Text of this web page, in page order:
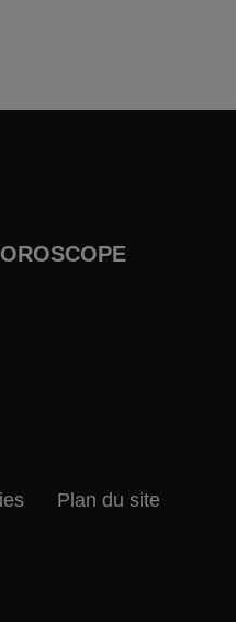
Plan du site